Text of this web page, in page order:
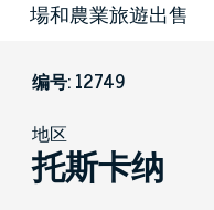
場和農業旅遊出售
编号: 12749
地区
托斯卡纳